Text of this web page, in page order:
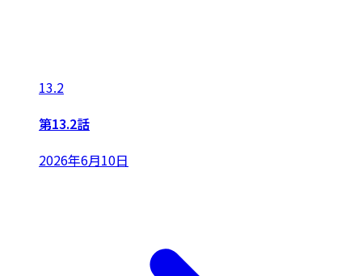
13.2
第13.2話
2026年6月10日